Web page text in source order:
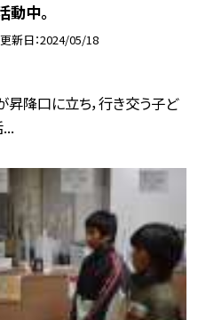
中。
更新日 2024/05/18
昇降口に立ち，行き交う子ど